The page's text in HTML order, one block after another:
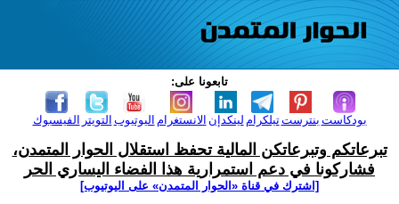
تابعونا على:
الفيسبوك التويتر اليوتيوب الانستغرام لينكدإن تيلكرامبنترست بودكاست
تبرعاتكم وتبرعاتكن المالية تحفظ استقلال الحوار المتمدن،
فشاركونا في دعم استمرارية هذا الفضاء اليساري الحر
[اشترك في قناة ‫«الحوار المتمدن» على اليوتيوب]